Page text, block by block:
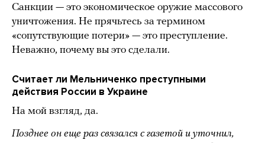
Санкции — это экономическое оружие массового
уничтожения. Не прячьтесь за термином
«сопутствующие потери» — это преступление.
Неважно, почему вы это сделали.
Считает ли Мельниченко преступными
действия России в Украине
На мой взгляд, да.
Позднее он еще раз связался с газетой и уточнил,